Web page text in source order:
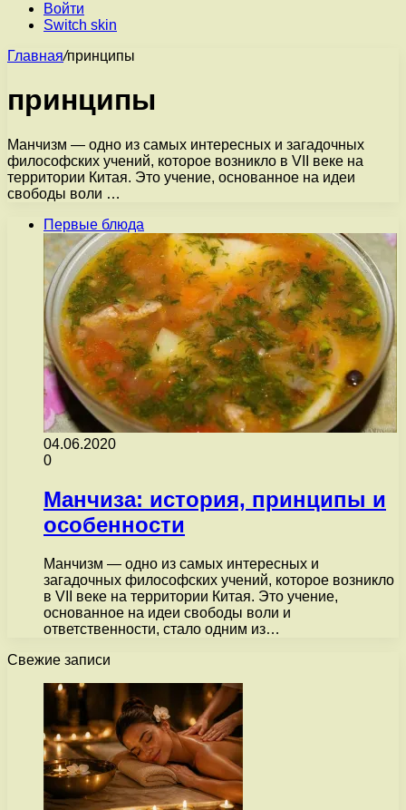
Войти
Switch skin
Главная/принципы
принципы
Манчизм — одно из самых интересных и загадочных
философских учений, которое возникло в VII веке на
территории Китая. Это учение, основанное на идеи
свободы воли …
Первые блюда
04.06.2020
0
Манчиза: история, принципы и
особенности
Манчизм — одно из самых интересных и
загадочных философских учений, которое возникло
в VII веке на территории Китая. Это учение,
основанное на идеи свободы воли и
ответственности, стало одним из…
Свежие записи